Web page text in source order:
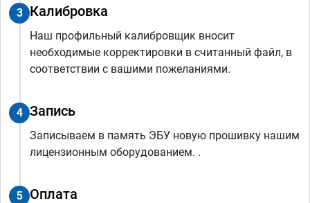
3 Калибровка
Наш профильный калибровщик вносит
необходимые корректировки в считанный файл, в
соответствии с вашими пожеланиями.
4 Запись
Записываем в память ЭБУ новую прошивку нашим
лицензионным оборудованием. .
5 Оплата